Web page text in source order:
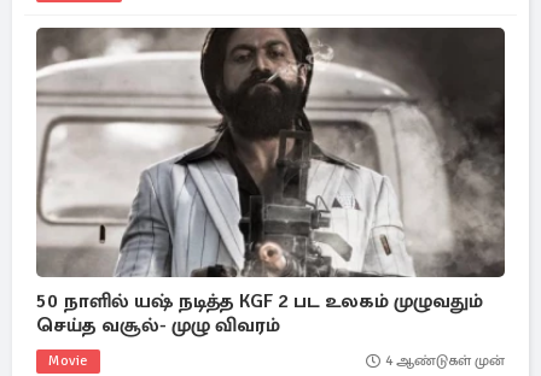
50 நாளில் யஷ் நடித்த KGF 2 பட உலகம் முழுவதும்
செய்த வசூல்- முழு விவரம்
Movie 4 ஆண்டுகள் முன்